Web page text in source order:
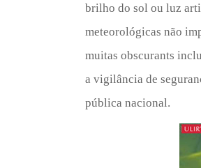
brilho do sol ou luz
meteorológicas não
muitas obscurants
a vigilância de
pública nacional.